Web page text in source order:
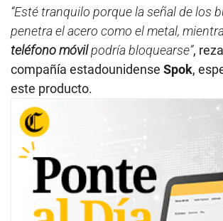
“Esté tranquilo porque la señal de los
penetra el acero como el metal,
teléfonomóvilpodría bloquearse”,
compañía estadounidense Spok,
este producto.